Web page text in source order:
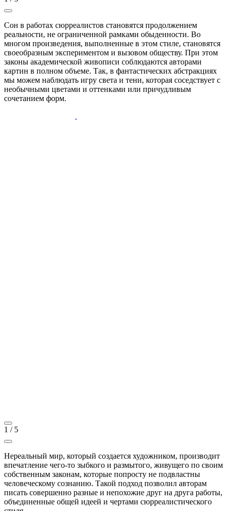
Сон в работах сюрреалистов становятся продолжением
реальности, не ограниченной рамками обыденности. Во
многом произведения, выполненные в этом стиле, становятся
своеобразным экспериментом и вызовом обществу. При этом
законы академической живописи соблюдаются авторами
картин в полном объеме. Так, в фантастических абстракциях
мы можем наблюдать игру света и тени, которая соседствует с
необычными цветами и оттенками или причудливым
сочетанием форм.
1 / 5
Нереальный мир, который создается художником, производит
впечатление чего-то зыбкого и размытого, живущего по своим
собственным законам, которые попросту не подвластны
человеческому сознанию. Такой подход позволил авторам
писать совершенно разные и непохожие друг на друга работы,
объединенные общей идеей и чертами сюрреалистического